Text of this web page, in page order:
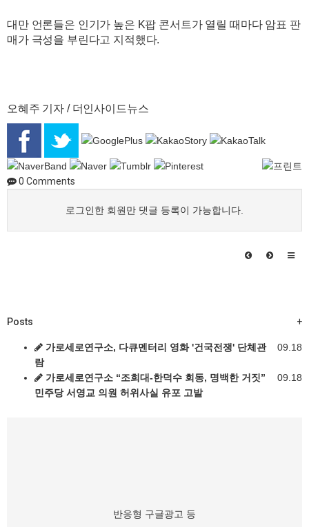
대만 언론들은 인기가 높은 K팝 콘서트가 열릴 때마다 암표 판
매가 극성을 부린다고 지적했다.
오혜주 기자 / 더인사이드뉴스
0 Comments
로그인한 회원만 댓글 등록이 가능합니다.
+
Posts
09.18
가로세로연구소, 다큐멘터리 영화 '건국전쟁' 단체관
람
09.18
가로세로연구소 “조희대-한덕수 회동, 명백한 거짓”
민주당 서영교 의원 허위사실 유포 고발
반응형 구글광고 등